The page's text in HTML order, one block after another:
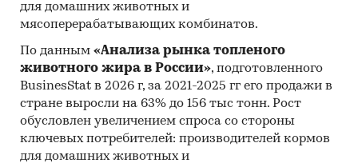
для домашних животных и
мясоперерабатывающих комбинатов.
По данным «Анализа рынка топленого
животного жира в России», подготовленного
BusinesStat в 2026 г, за 2021-2025 гг его продажи в
стране выросли на 63% до 156 тыс тонн. Рост
обусловлен увеличением спроса со стороны
ключевых потребителей: производителей кормов
для домашних животных и